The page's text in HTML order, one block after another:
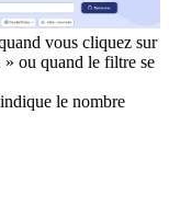
vous cliquez sur
ou quand le filtre se
le nombre